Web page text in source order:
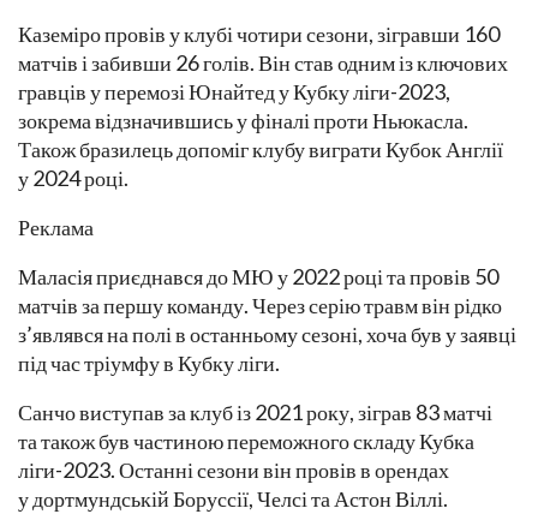
Каземіро провів у клубі чотири сезони, зігравши 160
матчів і забивши 26 голів. Він став одним із ключових
гравців у перемозі Юнайтед у Кубку ліги-2023,
зокрема відзначившись у фіналі проти Ньюкасла.
Також бразилець допоміг клубу виграти Кубок Англії
у 2024 році.
Реклама
Маласія приєднався до МЮ у 2022 році та провів 50
матчів за першу команду. Через серію травм він рідко
з’являвся на полі в останньому сезоні, хоча був у заявці
під час тріумфу в Кубку ліги.
Санчо виступав за клуб із 2021 року, зіграв 83 матчі
та також був частиною переможного складу Кубка
ліги-2023. Останні сезони він провів в орендах
у дортмундській Боруссії, Челсі та Астон Віллі.